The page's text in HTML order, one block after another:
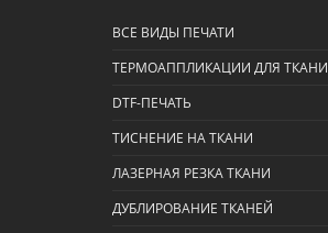
ВСЕ ВИДЫ ПЕЧАТИ
ТЕРМОАППЛИКАЦИИ ДЛЯ ТКАНИ
DTF-ПЕЧАТЬ
ТИСНЕНИЕ НА ТКАНИ
ЛАЗЕРНАЯ РЕЗКА ТКАНИ
ДУБЛИРОВАНИЕ ТКАНЕЙ